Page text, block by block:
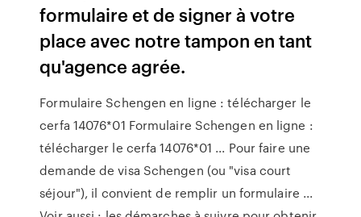
formulaire et de signer à votre
place avec notre tampon en tant
qu'agence agrée.
Formulaire Schengen en ligne : télécharger le
cerfa 14076*01 Formulaire Schengen en ligne :
télécharger le cerfa 14076*01 ... Pour faire une
demande de visa Schengen (ou "visa court
séjour"), il convient de remplir un formulaire ...